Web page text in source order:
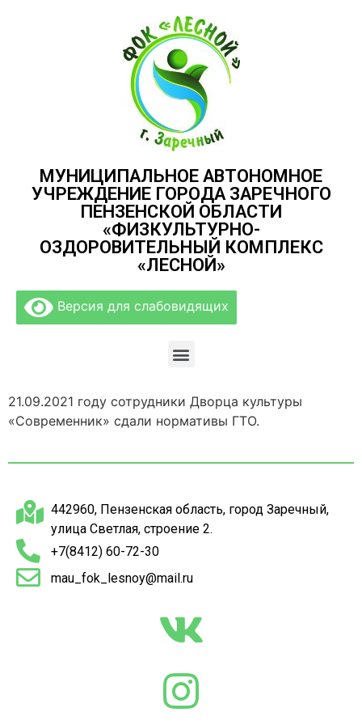
МУНИЦИПАЛЬНОЕ АВТОНОМНОЕ
УЧРЕЖДЕНИЕ ГОРОДА ЗАРЕЧНОГО
ПЕНЗЕНСКОЙ ОБЛАСТИ
«ФИЗКУЛЬТУРНО-
ОЗДОРОВИТЕЛЬНЫЙ КОМПЛЕКС
«ЛЕСНОЙ»
Версия для слабовидящих
21.09.2021 году сотрудники Дворца культуры
«Современник» сдали нормативы ГТО.
442960, Пензенская область, город Заречный,
улица Светлая, строение 2.
+7(8412) 60-72-30
mau_fok_lesnoy@mail.ru